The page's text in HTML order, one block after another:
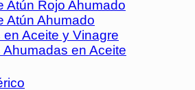
Atún Rojo Ahumado
Atún Ahumado
en Aceite y Vinagre
Ahumadas en Aceite